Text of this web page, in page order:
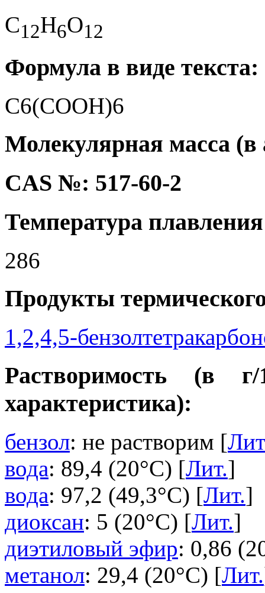
C12H6O12
Формула в виде текста:
C6(COOH)6
Молекулярная масса (в
CAS №: 517-60-2
Температура
286
Продукты
1,2,4,5-
Растворимость (в
характеристика):
бензол: не растворим [
вода: 89,4 (20°C) [Лит.]
вода: 97,2 (49,3°C) [Лит.]
диоксан: 5 (20°C) [Лит.]
диэтиловый эфир: 0,86
метанол: 29,4 (20°C) [Лит.